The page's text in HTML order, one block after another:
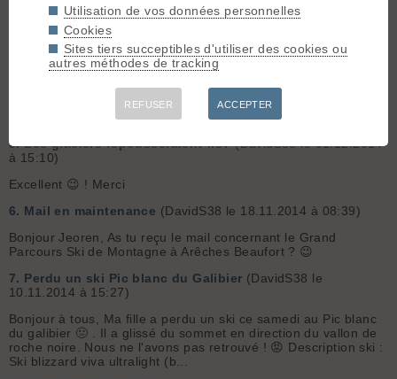
Meilleurs appli du moment pour tracking(DavidS38 le
21.03.2015 à 21:28)
Oruxmaps ... excellent 😉
6 eme Grandarctissime(DavidS38 le 27.02.2015 à 20:25)
😉 c'est bien noté ! l'EA de Montmélian sera présent 😎
5.Les glaciers repousseraient-ils?(DavidS38 le 01.12.2014
à 15:10)
Excellent 😉 ! Merci
6. Mail en maintenance (DavidS38 le 18.11.2014 à 08:39)
Bonjour Jeoren, As tu reçu le mail concernant le Grand
Parcours Ski de Montagne à Arêches Beaufort ? 😉
7. Perdu un ski Pic blanc du Galibier (DavidS38 le
10.11.2014 à 15:27)
Bonjour à tous, Ma fille a perdu un ski ce samedi au Pic blanc
du galibier 🤢 . Il a glissé du sommet en direction du vallon de
roche noire. Nous ne l'avons pas retrouvé ! 😡 Description ski :
Ski blizzard viva ultralight (b...
Utilisation de vos données personnelles
Cookies
Sites tiers succeptibles d'utiliser des cookies ou
autres méthodes de tracking
REFUSER ACCEPTER